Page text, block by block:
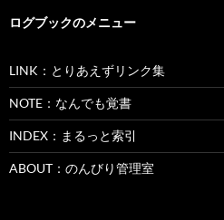
ログブックのメニュー
LINK：とりあえずリンク集
NOTE：なんでも覚書
INDEX：まるっと索引
ABOUT：のんびり管理室